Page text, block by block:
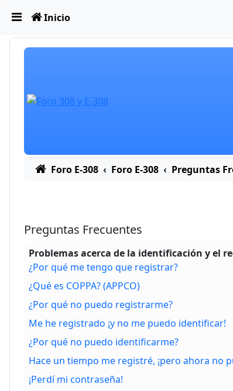
Obviar Inicio
Foro E-308 Foro E-308 Preguntas
Preguntas Frecuentes
Problemas acerca de la identificación y el
¿Por qué me tengo que registrar?
¿Qué es COPPA? (APPCO)
¿Por qué no puedo registrarme?
Me he registrado ¡y no me puedo identificar!
¿Por qué no puedo identificarme?
Hace un tiempo me registré, ¡pero ahora no
¡Perdí mi contraseña!